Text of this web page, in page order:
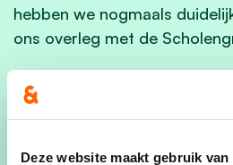
Deze website maakt gebruik van
hebben we nogmaals
ons overleg met de
Een school zorgt voor leven
Assumpta is de wijkschool
Wijkcomité en de KSA) de
wijk. Voor mij als